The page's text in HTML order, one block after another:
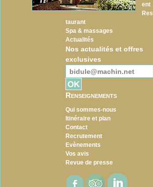
ent
Res
taurant
Spa & massages
Actualités
Nos actualités et offres
exclusives
Renseignements
Qui sommes-nous
Itinéraire et plan
Contact
Recrutement
Evènements
Vos avis
Revue de presse